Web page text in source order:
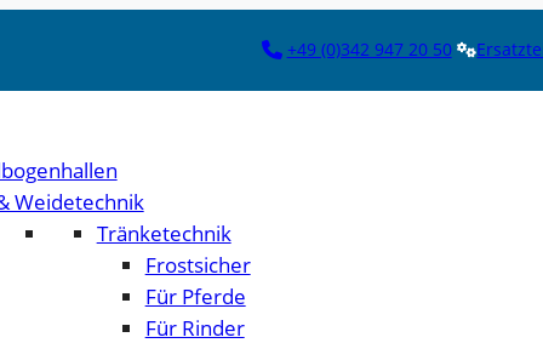
+49 (0)342 947 20 50
Weidetechnik
Tränketechnik
Frostsicher
Für Pferde
Für Rinder